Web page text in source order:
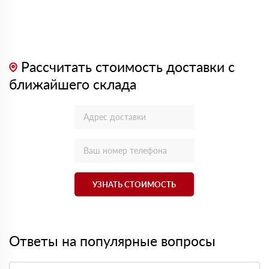
Рассчитать стоимость доставки с
ближайшего склада
УЗНАТЬ СТОИМОСТЬ
Ответы на популярные вопросы